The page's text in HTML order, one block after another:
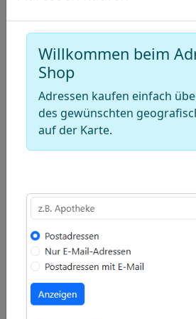
−
Draw
polygon
Draw
rectangle
Draw
circle
Edit
layers
Delete
layers
Willkommen beim
Shop
Adressen kaufen einfach
des gewünschten
auf der Karte.